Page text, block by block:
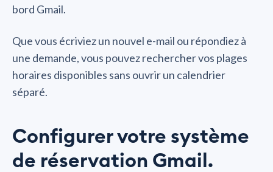
bord Gmail.
Que vous écriviez un nouvel e-mail ou répondiez à
une demande, vous pouvez rechercher vos plages
horaires disponibles sans ouvrir un calendrier
séparé.
Configurer votre système
de réservation Gmail.